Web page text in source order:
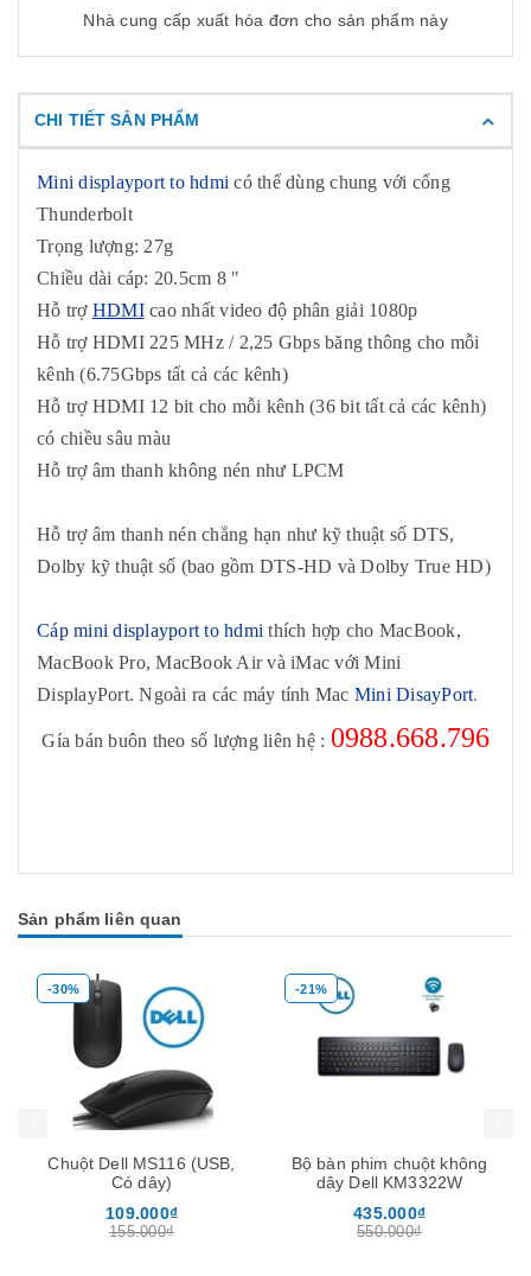
Nhà cung cấp xuất hóa đơn cho sản phẩm này
CHI TIẾT SẢN PHẨM
Mini displayport to hdmicó thể dùng chung với cổng
Thunderbolt
Trọng lượng: 27g
Chiều dài cáp: 20.5cm 8 "
Hỗ trợ HDMIcao nhất video độ phân giải 1080p
Hỗ trợ HDMI 225 MHz / 2,25 Gbps băng thông cho mỗi
kênh (6.75Gbps tất cả các kênh)
Hỗ trợ HDMI 12 bit cho mỗi kênh (36 bit tất cả các kênh)
có chiều sâu màu
Hỗ trợ âm thanh không nén như LPCM
Hỗ trợ âm thanh nén chẳng hạn như kỹ thuật số DTS,
Dolby kỹ thuật số (bao gồm DTS-HD và Dolby True HD)
Cáp mini displayport to hdmi thích hợp cho MacBook,
MacBook Pro, MacBook Air và iMac với Mini
DisplayPort. Ngoài ra các máy tính Mac Mini DisayPort.
Gía bán buôn theo số lượng liên hệ : 0988.668.796
Sản phẩm liên quan
-30%
Chuột Dell MS116 (USB,
Có dây)
109.000₫
155.000₫
-21%
Bộ bàn phim chuột không
dây Dell KM3322W
435.000₫
550.000₫
Mua hàng